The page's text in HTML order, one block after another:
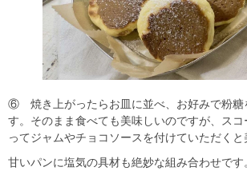
⑥ 焼き上がったらお皿に並べ、お好みで粉糖
す。そのまま食べても美味しいのですが、スコ
ってジャムやチョコソースを付けていただくと
甘いパンに塩気の具材も絶妙な組み合わせで